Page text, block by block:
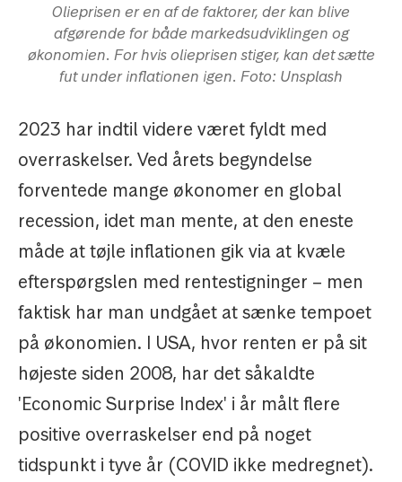
Olieprisen er en af de faktorer, der kan blive
afgørende for både markedsudviklingen og
økonomien. For hvis olieprisen stiger, kan det sætte
fut under inflationen igen. Foto: Unsplash
2023 har indtil videre været fyldt med
overraskelser. Ved årets begyndelse
forventede mange økonomer en global
recession, idet man mente, at den eneste
måde at tøjle inflationen gik via at kvæle
efterspørgslen med rentestigninger – men
faktisk har man undgået at sænke tempoet
på økonomien. I USA, hvor renten er på sit
højeste siden 2008, har det såkaldte
'Economic Surprise Index' i år målt flere
positive overraskelser end på noget
tidspunkt i tyve år (COVID ikke medregnet).